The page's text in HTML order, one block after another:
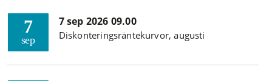
7
sep
7 sep 2026 09.00
Diskonteringsräntekurvor, augusti